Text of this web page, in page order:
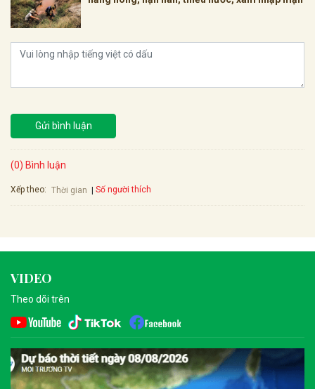
Gửi bình luận
(0) Bình luận
Xếp theo: Thời gian Số người thích
VIDEO
Theo dõi trên